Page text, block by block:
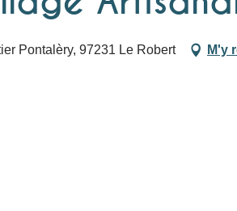
Pontalèry, 97231 Le Robert M'y